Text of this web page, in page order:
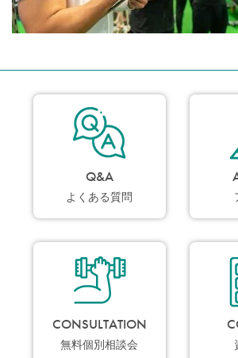
Q&A
よくある質問
CONSULTATION
無料個別相談会